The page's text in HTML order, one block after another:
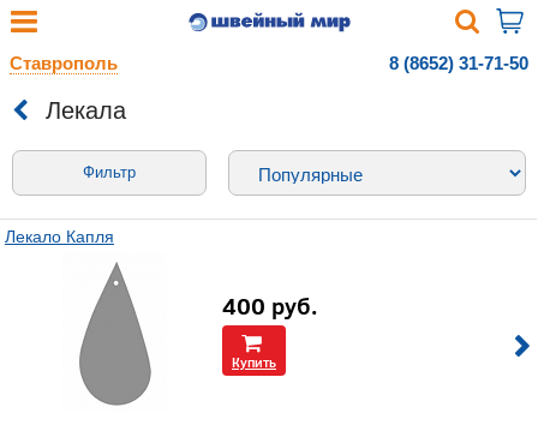
Ставрополь 8 (8652) 31-71-50
Лекала
Фильтр
Лекало Капля
400 руб.
Купить